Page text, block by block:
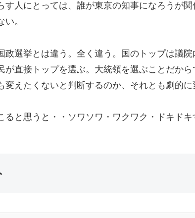
す人にとっては、誰が東京の知事になろうが
。
政選挙とは違う。全く違う。国のトップは議
が直接トップを選ぶ。大統領を選ぶことだか
変えたくないと判断するのか、それとも劇的に
ると思うと・・ソワソワ・ワクワク・ドキド